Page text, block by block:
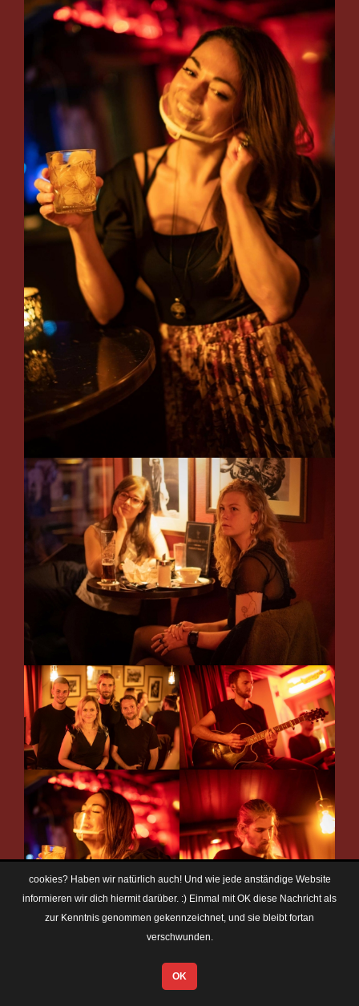
cookies? Haben wir natürlich auch! Und wie jede anständige Website
informieren wir dich hiermit darüber. :) Einmal mit OK diese Nachricht als
zur Kenntnis genommen gekennzeichnet, und sie bleibt fortan
verschwunden.
OK